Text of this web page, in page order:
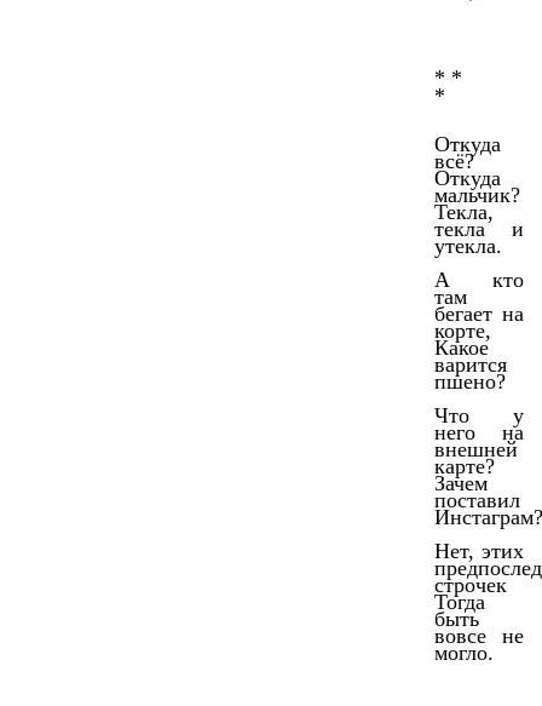
* *
*
Откуда
всё?
Откуда
мальчик?
Текла,
текла и
утекла.
А кто
там
бегает на
корте,
Какое
варится
пшено?
Что у
него на
внешней
карте?
Зачем
поставил
Инстаграм?
Нет, этих
строчек
Тогда
быть
вовсе не
могло.